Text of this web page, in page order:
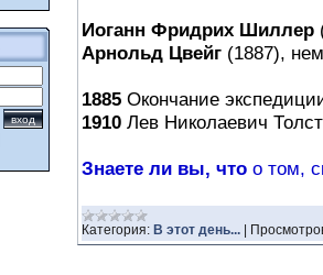
Иоганн Фридрих Шиллер
Арнольд Цвейг (1887),
1885 Окончание
1910 Лев Николаевич
Знаете ли вы, что о том,
Категория: В этот день...